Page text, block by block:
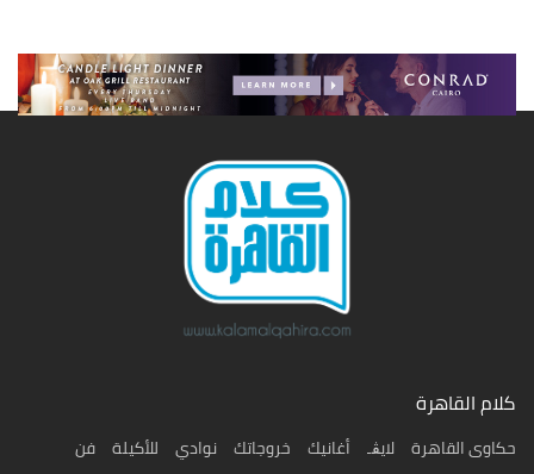
كلام القاهرة
حكاوى القاهرة لايڨـ أغانيك خروجاتك نوادي للأكيلة فن